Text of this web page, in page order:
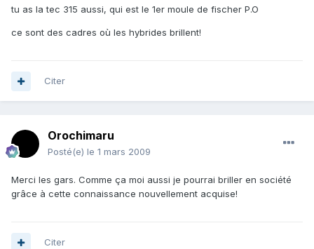
tu as la tec 315 aussi, qui est le 1er moule de fischer P.O
ce sont des cadres où les hybrides brillent!
Citer
Orochimaru
Posté(e) le 1 mars 2009
Merci les gars. Comme ça moi aussi je pourrai briller en société
grâce à cette connaissance nouvellement acquise!
Citer